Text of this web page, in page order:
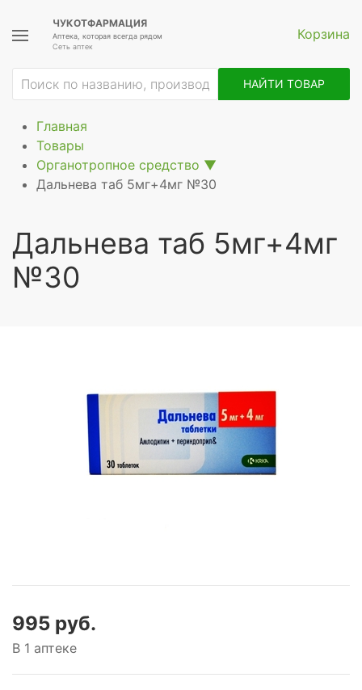
ЧУКОТФАРМАЦИЯ
Аптека, которая всегда рядом
Сеть аптек
Корзина
НАЙТИ ТОВАР
Главная
Товары
Органотропное средство ▼
Дальнева таб 5мг+4мг №30
Дальнева таб 5мг+4мг
№30
995 руб.
В 1 аптеке